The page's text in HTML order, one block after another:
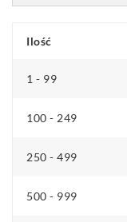
(70%
(30%)
g/m²)
Ilość
1 - 99
100 - 249
250 - 499
500 - 999